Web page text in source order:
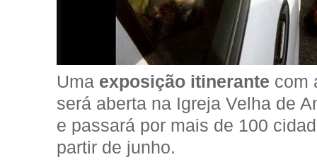
Uma exposição itinerante com
será aberta na Igreja Velha de
e passará por mais de 100
partir de junho.